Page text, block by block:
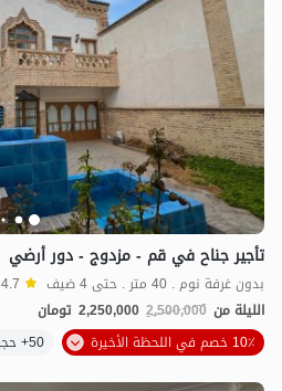
تأجير جناح في قم - مزدوج - دور أرضي
بدون غرفة نوم . 40 متر . حتى 4 ضيف 4.7
الليلة من 2,500,000
2,250,000 تومان
10٪ خصم في اللحظة الأخيرة
50+ حجز ناجح